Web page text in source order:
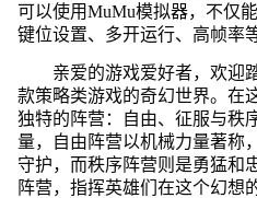
可以使用MuMu模拟器，不仅
键位设置、多开运行、高帧率
亲爱的游戏爱好者，欢迎
款策略类游戏的奇幻世界。在
独特的阵营：自由、征服与秩
量，自由阵营以机械力量著称
守护，而秩序阵营则是勇猛和
阵营，指挥英雄们在这个幻想